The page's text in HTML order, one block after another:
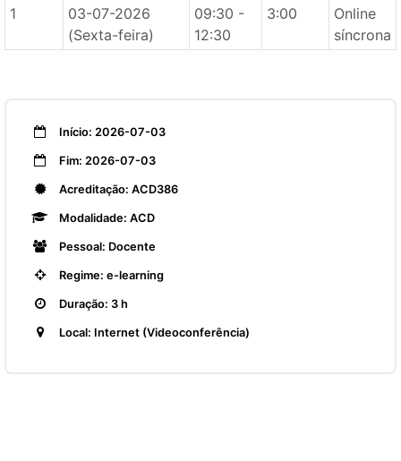
1
03-07-2026
(Sexta-feira)
09:30 -
12:30
3:00
Online
síncrona
Início: 2026-07-03
Fim: 2026-07-03
Acreditação: ACD386
Modalidade: ACD
Pessoal: Docente
Regime: e-learning
Duração: 3 h
Local: Internet (Videoconferência)